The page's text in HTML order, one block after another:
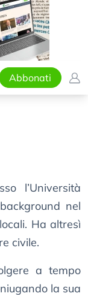
Abbonati
l’Università
nel
Ha altresì
civile.
a tempo
la sua